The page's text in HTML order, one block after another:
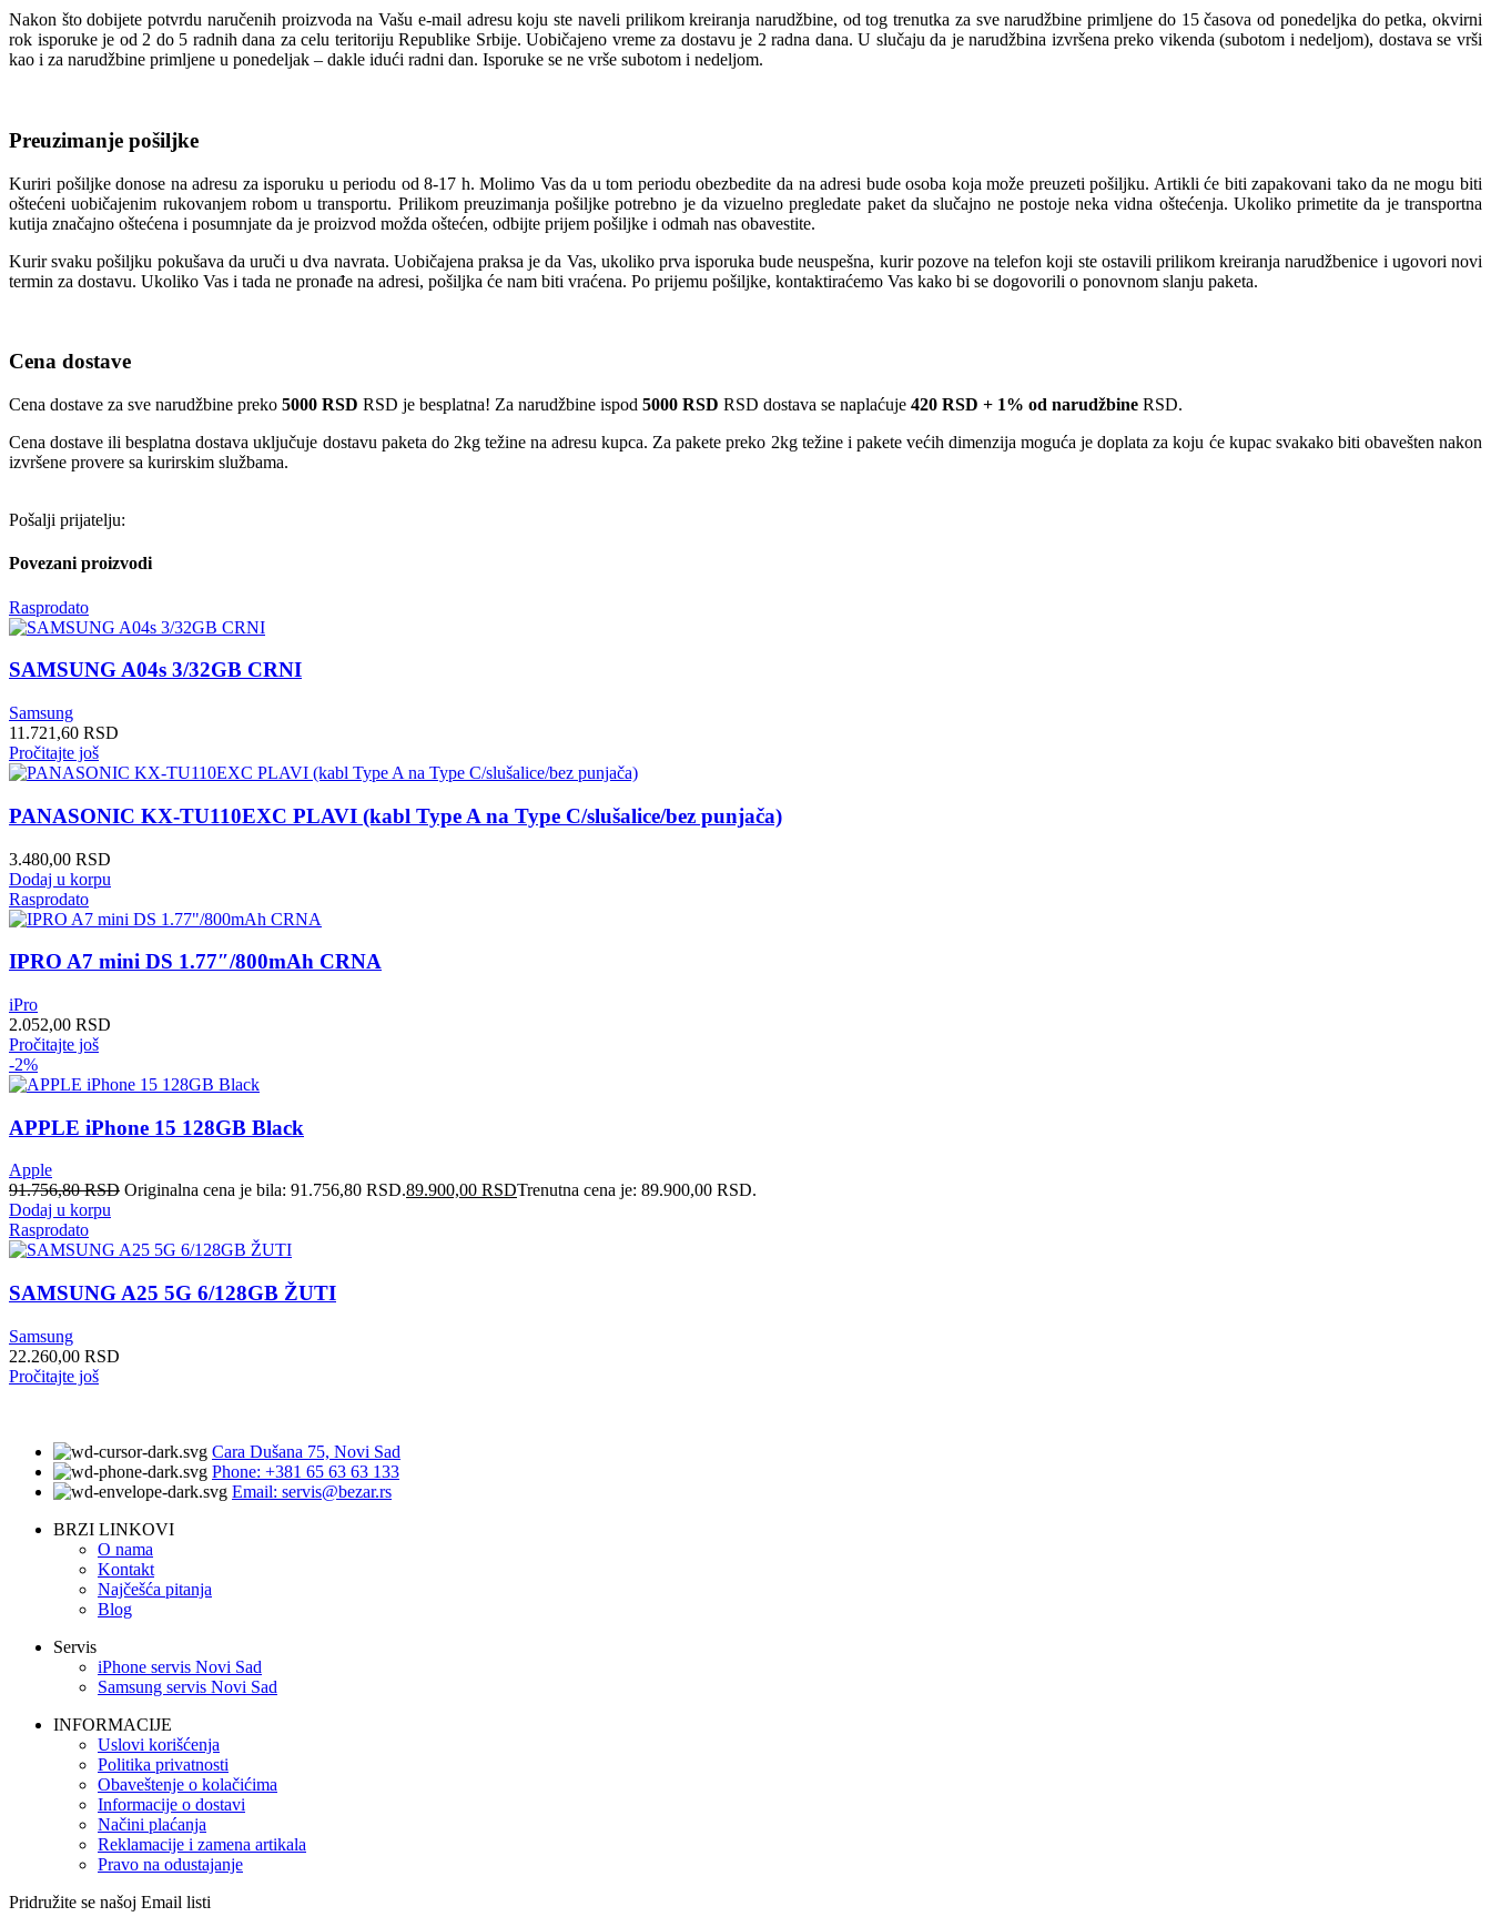
Nakon što dobijete potvrdu naručenih proizvoda na Vašu e-mail adresu koju ste naveli prilikom kreiranja narudžbine, od tog trenutka za sve narudžbine primljene do 15 časova od ponedeljka do petka, okvirni
rok isporuke je od 2 do 5 radnih dana za celu teritoriju Republike Srbije. Uobičajeno vreme za dostavu je 2 radna dana. U slučaju da je narudžbina izvršena preko vikenda (subotom i nedeljom), dostava se vrši
kao i za narudžbine primljene u ponedeljak – dakle idući radni dan. Isporuke se ne vrše subotom i nedeljom.
Preuzimanje pošiljke
Kuriri pošiljke donose na adresu za isporuku u periodu od 8-17 h. Molimo Vas da u tom periodu obezbedite da na adresi bude osoba koja može preuzeti pošiljku. Artikli će biti zapakovani tako da ne mogu biti
oštećeni uobičajenim rukovanjem robom u transportu. Prilikom preuzimanja pošiljke potrebno je da vizuelno pregledate paket da slučajno ne postoje neka vidna oštećenja. Ukoliko primetite da je transportna
kutija značajno oštećena i posumnjate da je proizvod možda oštećen, odbijte prijem pošiljke i odmah nas obavestite.
Kurir svaku pošiljku pokušava da uruči u dva navrata. Uobičajena praksa je da Vas, ukoliko prva isporuka bude neuspešna, kurir pozove na telefon koji ste ostavili prilikom kreiranja narudžbenice i ugovori novi
termin za dostavu. Ukoliko Vas i tada ne pronađe na adresi, pošiljka će nam biti vraćena. Po prijemu pošiljke, kontaktiraćemo Vas kako bi se dogovorili o ponovnom slanju paketa.
Cena dostave
Cena dostave za sve narudžbine preko 5000 RSD RSD je besplatna! Za narudžbine ispod 5000 RSD RSD dostava se naplaćuje 420 RSD + 1% od narudžbine RSD.
Cena dostave ili besplatna dostava uključuje dostavu paketa do 2kg težine na adresu kupca. Za pakete preko 2kg težine i pakete većih dimenzija moguća je doplata za koju će kupac svakako biti obavešten nakon
izvršene provere sa kurirskim službama.
Pošalji prijatelju:
Povezani proizvodi
Rasprodato
SAMSUNG A04s 3/32GB CRNI
Samsung
11.721,60 RSD
Pročitajte još
PANASONIC KX-TU110EXC PLAVI (kabl Type A na Type C/slušalice/bez punjača)
3.480,00 RSD
Dodaj u korpu
Rasprodato
IPRO A7 mini DS 1.77″/800mAh CRNA
iPro
2.052,00 RSD
Pročitajte još
-2%
APPLE iPhone 15 128GB Black
Apple
91.756,80RSD Originalna cena je bila: 91.756,80 RSD.89.900,00 RSDTrenutna cena je: 89.900,00 RSD.
Dodaj u korpu
Rasprodato
SAMSUNG A25 5G 6/128GB ŽUTI
Samsung
22.260,00 RSD
Pročitajte još
Cara Dušana 75, Novi Sad
Phone: +381 65 63 63 133
Email: servis@bezar.rs
BRZI LINKOVI
O nama
Kontakt
Najčešća pitanja
Blog
Servis
iPhone servis Novi Sad
Samsung servis Novi Sad
INFORMACIJE
Uslovi korišćenja
Politika privatnosti
Obaveštenje o kolačićima
Informacije o dostavi
Načini plaćanja
Reklamacije i zamena artikala
Pravo na odustajanje
Pridružite se našoj Email listi